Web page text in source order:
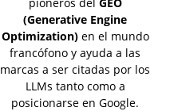
(Generative Engine
Optimization)en el mundo
francófono y ayuda a las
marcas a ser citadas por los
LLMs tanto como a
posicionarse en Google.